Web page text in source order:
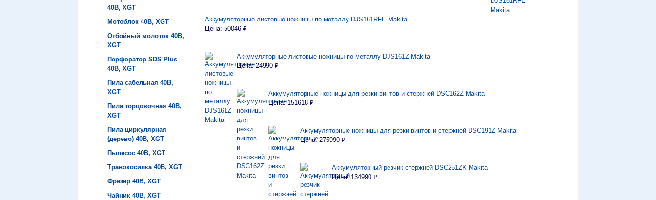
40B, XGT
Мотоблок 40B, XGT
Отбойный молоток 40B,
XGT
Перфоратор SDS-Plus
40B, XGT
Пила сабельная 40B,
XGT
Пила торцовочная 40B,
XGT
Пила циркулярная
(дерево) 40B, XGT
Пылесос 40B, XGT
Травокосилка 40B, XGT
Фрезер 40B, XGT
Чайник 40B, XGT
Аккумуляторные листовые ножницы по металлу DJS161RFE Makita
Цена: 50046 ₽
Аккумуляторные листовые ножницы по металлу DJS161Z Makita
Цена: 24990 ₽
Аккумуляторные ножницы для резки винтов и стержней DSC162Z Makita
Цена: 151618 ₽
Аккумуляторные ножницы для резки винтов и стержней DSC191Z Makita
Цена: 275990 ₽
Аккумуляторный резчик стержней DSC251ZK Makita
Цена: 134990 ₽